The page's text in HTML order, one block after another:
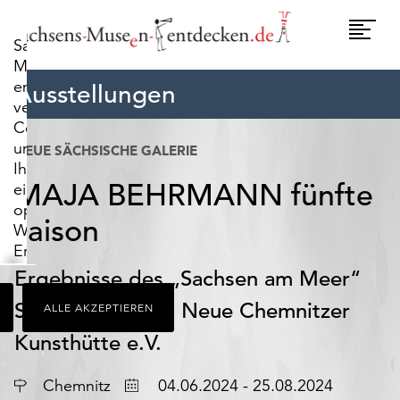
Sachsens-
Museen-
entdecken.de
verwendet
Cookies,
um
Ihnen
ein
optimales
Webseiten-
Erlebnis
zu
bieten.
Dazu
zählen
Cookies,
die
für
ALLE AKZEPTIEREN
Ausstellungen
NEUE SÄCHSISCHE GALERIE
MAJA BEHRMANN fünfte
saison
Ergebnisse des „Sachsen am Meer“
Stipendiums des Neue Chemnitzer
Kunsthütte e.V.
Ort Chemnitz Datum04.06.2024 - 25.08.2024